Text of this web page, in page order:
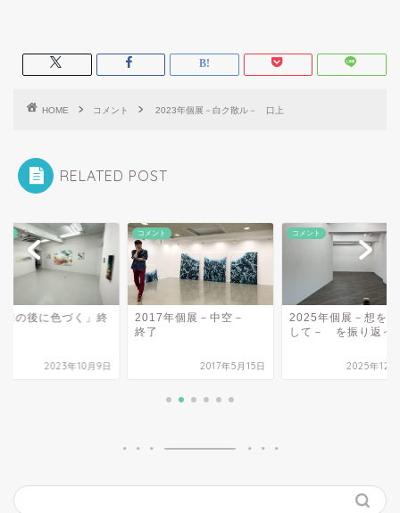
HOME コメント 2023年個展－白ク散ル－ 口上
RELATED POST
舞の後に色づく」終
2023年10月9日
コメント
2017年個展－中空－
終了
2017年5月15日
コメント
2025年個展－想を
して－ を振り返っ
2025年12